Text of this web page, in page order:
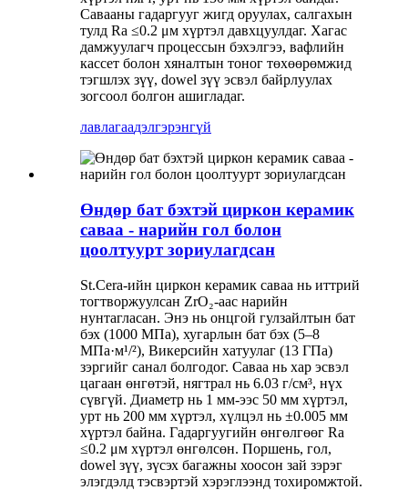
Савааны гадаргууг жигд оруулах, салгахын
тулд Ra ≤0.2 μм хүртэл давхцуулдаг. Хагас
дамжуулагч процессын бэхэлгээ, вафлийн
кассет болон хяналтын тоног төхөөрөмжид
тэгшлэх зүү, dowel зүү эсвэл байрлуулах
зогсоол болгон ашигладаг.
лавлагаадэлгэрэнгүй
Өндөр бат бэхтэй циркон керамик
саваа - нарийн гол болон
цоолтуурт зориулагдсан
St.Cera-ийн циркон керамик саваа нь иттрий
тогтворжуулсан ZrO₂-аас нарийн
нунтагласан. Энэ нь онцгой гулзайлтын бат
бэх (1000 МПа), хугарлын бат бэх (5–8
МПа·м¹/²), Викерсийн хатуулаг (13 ГПа)
зэргийг санал болгодог. Саваа нь хар эсвэл
цагаан өнгөтэй, нягтрал нь 6.03 г/см³, нүх
сүвгүй. Диаметр нь 1 мм-ээс 50 мм хүртэл,
урт нь 200 мм хүртэл, хүлцэл нь ±0.005 мм
хүртэл байна. Гадаргуугийн өнгөлгөөг Ra
≤0.2 μм хүртэл өнгөлсөн. Поршень, гол,
dowel зүү, зүсэх багажны хоосон зай зэрэг
элэгдэлд тэсвэртэй хэрэглээнд тохиромжтой.